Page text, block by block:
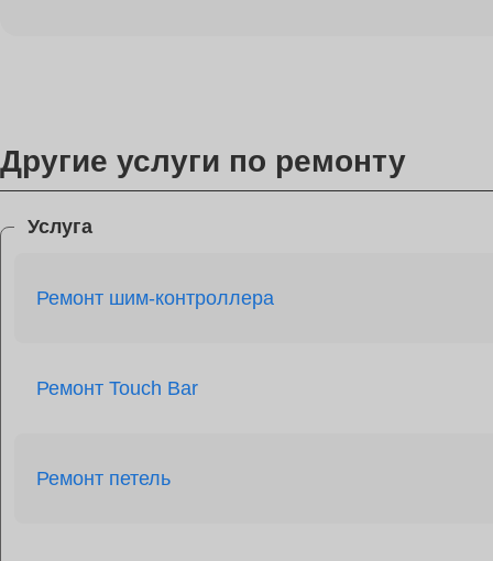
Другие услуги по ремонту
Услуга
Ремонт шим-контроллера
Ремонт Touch Bar
Ремонт петель